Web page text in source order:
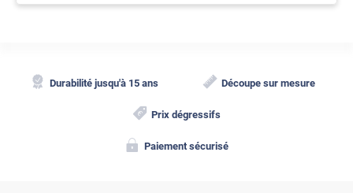
Durabilité jusqu'à 15 ans Découpe sur mesure
Prix dégressifs
Paiement sécurisé